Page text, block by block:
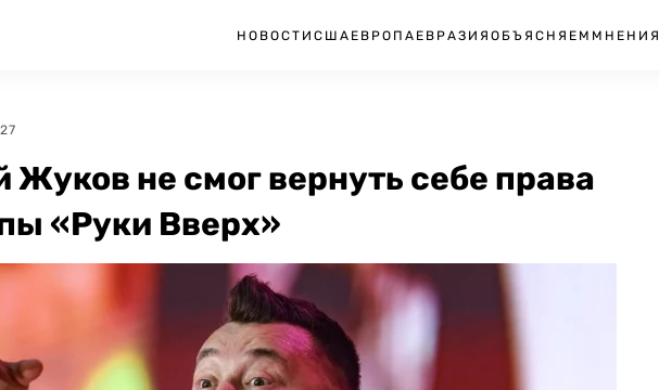
НОВОСТИ США ЕВРОПА ЕВРАЗИЯ ОБЪЯСНЯЕМ МНЕНИЯ
Жуков не смог вернуть себе права
«Руки Вверх»